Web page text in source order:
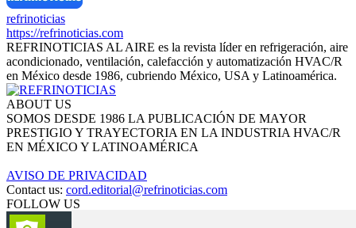
refrinoticias
https://refrinoticias.com
REFRINOTICIAS AL AIRE es la revista líder en refrigeración, aire
acondicionado, ventilación, calefacción y automatización HVAC/R
en México desde 1986, cubriendo México, USA y Latinoamérica.
ABOUT US
SOMOS DESDE 1986 LA PUBLICACIÓN DE MAYOR
PRESTIGIO Y TRAYECTORIA EN LA INDUSTRIA HVAC/R
EN MÉXICO Y LATINOAMÉRICA
AVISO DE PRIVACIDAD
Contact us: cord.editorial@refrinoticias.com
FOLLOW US